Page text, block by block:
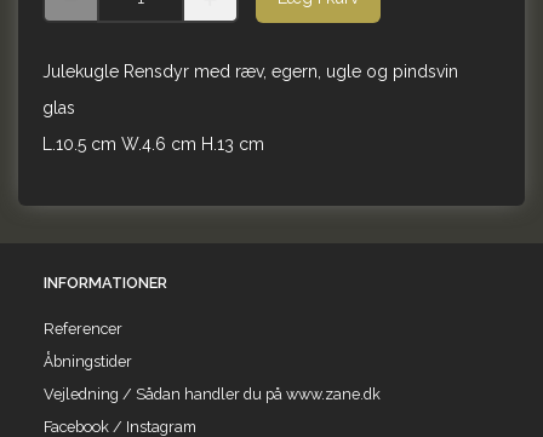
Julekugle Rensdyr med ræv, egern, ugle og pindsvin
glas
L.10.5 cm W.4.6 cm H.13 cm
INFORMATIONER
Referencer
Åbningstider
Vejledning / Sådan handler du på www.zane.dk
Facebook / Instagram